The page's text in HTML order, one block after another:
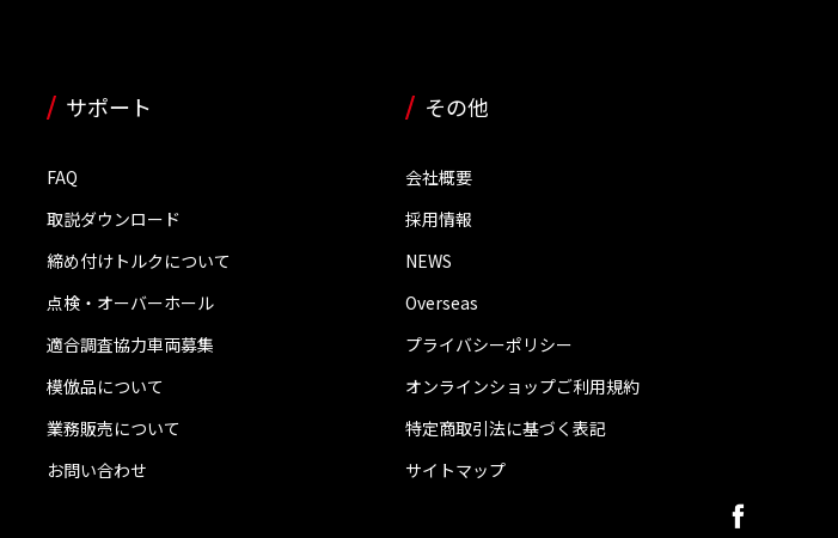
サポート
FAQ
取説ダウンロード
締め付けトルクについて
点検・オーバーホール
適合調査協力車両募集
模倣品について
業務販売について
お問い合わせ
その他
会社概要
採用情報
NEWS
Overseas
プライバシーポリシー
オンラインショップご利用規約
特定商取引法に基づく表記
サイトマップ